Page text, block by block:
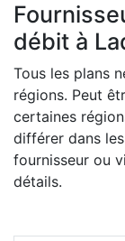
débit à
Tous les plans
régions. Peut
certaines
différer dans
fournisseur ou
détails.